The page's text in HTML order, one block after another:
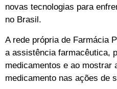
novas tecnologias para
no Brasil.
A rede própria de Farmácia
a assistência farmacêutica,
medicamentos e ao mostrar
medicamento nas ações de